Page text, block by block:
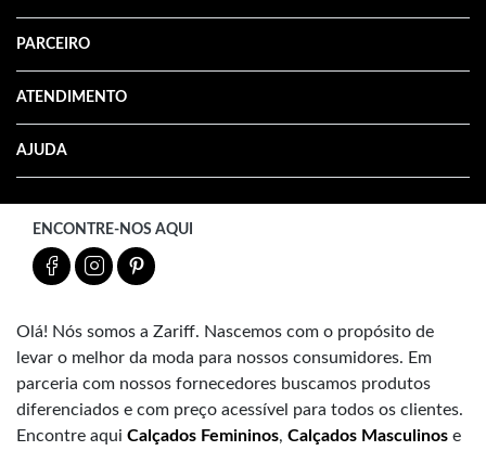
PARCEIRO
ATENDIMENTO
AJUDA
ENCONTRE-NOS AQUI
Olá! Nós somos a Zariff. Nascemos com o propósito de
levar o melhor da moda para nossos consumidores. Em
parceria com nossos fornecedores buscamos produtos
diferenciados e com preço acessível para todos os clientes.
Encontre aqui Calçados Femininos, Calçados Masculinos e